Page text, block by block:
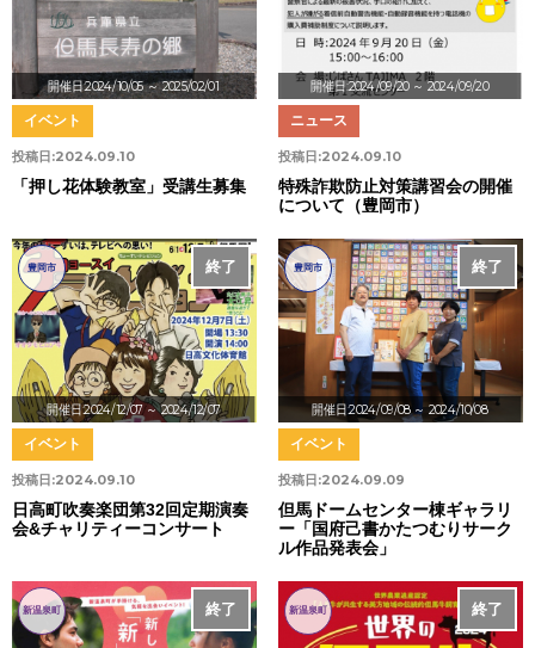
開催日:2024/10/05～ 2025/02/01
投稿日:2024.09.10
イベント
「押し花体験教室」受講生募集
開催日:2024/09/20 ～ 2024/09/20
投稿日:2024.09.10
ニュース
特殊詐欺防止対策講習会の開催
について（豊岡市）
開催日:2024/12/07～ 2024/12/07
終了
豊岡市
投稿日:2024.09.10
イベント
日高町吹奏楽団第32回定期演奏
会&チャリティーコンサート
開催日:2024/09/08～ 2024/10/08
終了
豊岡市
投稿日:2024.09.09
イベント
但馬ドームセンター棟ギャラリ
ー「国府己書かたつむりサーク
ル作品発表会」
終了
新温泉町 終了
新温泉町